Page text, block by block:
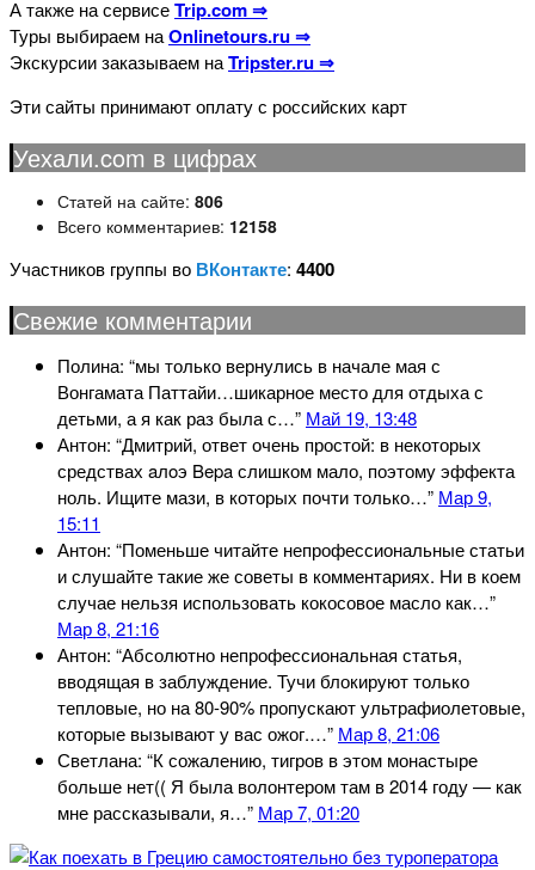
А также на сервисеTrip.com ⇒
Туры выбираем наOnlinetours.ru ⇒
Экскурсии заказываем наTripster.ru ⇒
Эти сайты принимают оплату с российских карт
Уехали.com в цифрах
Статей на сайте: 806
Всего комментариев: 12158
Участников группы во ВКонтакте: 4400
Свежие комментарии
Полина: “мы только вернулись в начале мая с
Вонгамата Паттайи…шикарное место для отдыха с
детьми, а я как раз была с…” Май 19, 13:48
Антон: “Дмитрий, ответ очень простой: в некоторых
средствах aлoэ Bepa слишком мало, поэтому эффекта
ноль. Ищите мази, в которых почти только…” Мар 9,
15:11
Антон: “Поменьше читайте непрофессиональные статьи
и слушайте такие же советы в комментариях. Ни в коем
случае нельзя использовать кокосовое масло как…”
Мар 8, 21:16
Антон: “Абсолютно непрофессиональная статья,
вводящая в заблуждение. Тучи блокируют только
тепловые, но на 80-90% пропускают ультрафиолетовые,
которые вызывают у вас ожог.…” Мар 8, 21:06
Светлана: “К сожалению, тигров в этом монастыре
больше нет(( Я была волонтером там в 2014 году — как
мне рассказывали, я…” Мар 7, 01:20